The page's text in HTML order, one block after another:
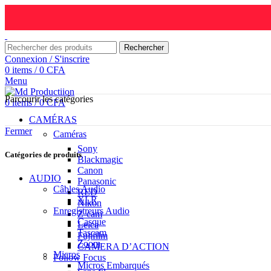
Rechercher
Connexion / S'inscrire
0 items / 0 CFA
Menu
0items / 0CFA
Parcourir les catégories
CAMÉRAS
Caméras
Sony
Blackmagic
Canon
Panasonic
RED
Nikon
Z-cam
Leica
Fujifilm
CAMERA D’ACTION
Follow Focus
Fermer
Catégories de produits
AUDIO
Câbles Audio
XLR
Enregistreurs Audio
Casque
Tascam
Zoom
Micros
Micros Embarqués